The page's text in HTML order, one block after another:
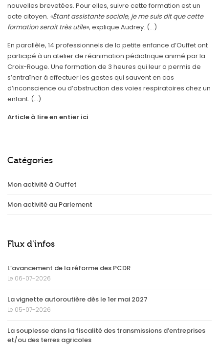
nouvelles brevetées. Pour elles, suivre cette formation est un
acte citoyen. «Étant assistante sociale, je me suis dit que cette
formation serait très utile», explique Audrey. (...)
En parallèle, 14 professionnels de la petite enfance d’Ouffet ont
participé à un atelier de réanimation pédiatrique animé par la
Croix-Rouge. Une formation de 3 heures qui leur a permis de
s’entraîner à effectuer les gestes qui sauvent en cas
d’inconscience ou d’obstruction des voies respiratoires chez un
enfant. (...)
Article à lire en entier ici
Catégories
Mon activité à Ouffet
Mon activité au Parlement
Flux d'infos
L’avancement de la réforme des PCDR
Le 06-07-2026
La vignette autoroutière dès le 1er mai 2027
Le 05-07-2026
La souplesse dans la fiscalité des transmissions d’entreprises
et/ou des terres agricoles